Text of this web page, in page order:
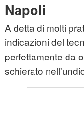
Napoli
A detta di molti
indicazioni del
perfettamente da
schierato